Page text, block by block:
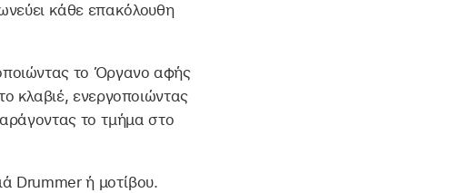
κάθε επακόλουθη
το Όργανο αφής
κλαβιέ, ενεργοποιώντας
το τμήμα στο
Drummer ή μοτίβου.